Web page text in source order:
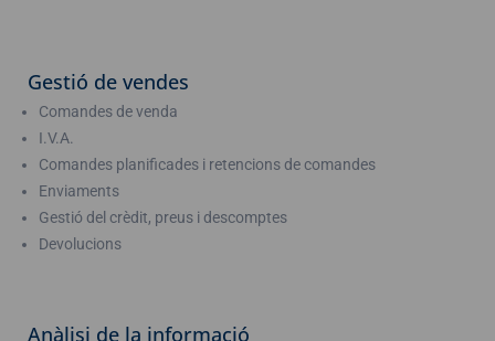
Gestió de vendes
Comandes de venda
I.V.A.
Comandes planificades i retencions de comandes
Enviaments
Gestió del crèdit, preus i descomptes
Devolucions
Anàlisi de la informació